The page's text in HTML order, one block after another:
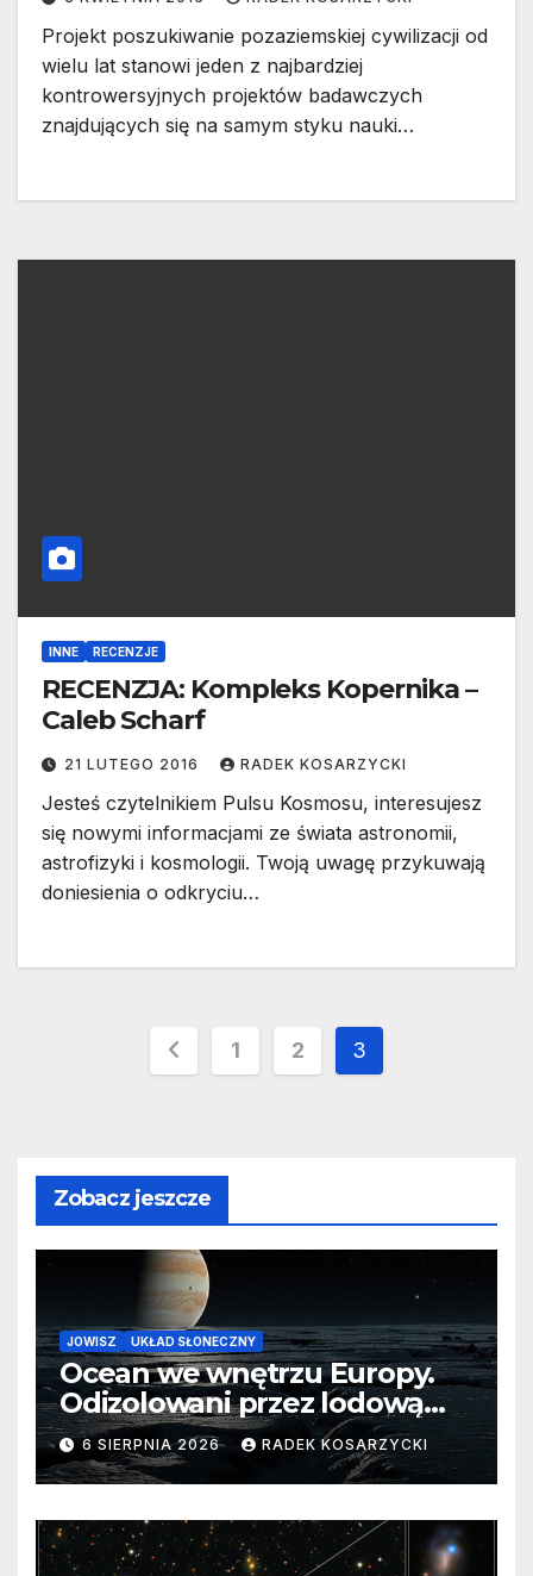
Projekt poszukiwanie pozaziemskiej cywilizacji od
wielu lat stanowi jeden z najbardziej
kontrowersyjnych projektów badawczych
znajdujących się na samym styku nauki…
INNE RECENZJE
RECENZJA: Kompleks Kopernika –
Caleb Scharf
21 LUTEGO 2016 RADEK KOSARZYCKI
Jesteś czytelnikiem Pulsu Kosmosu, interesujesz
się nowymi informacjami ze świata astronomii,
astrofizyki i kosmologii. Twoją uwagę przykuwają
doniesienia o odkryciu…
Stronicowanie
1 2 3
Zobacz jeszcze
JOWISZ UKŁAD SŁONECZNY
Ocean we wnętrzu Europy.
Odizolowani przez lodową
barierę
6 SIERPNIA 2026 RADEK KOSARZYCKI